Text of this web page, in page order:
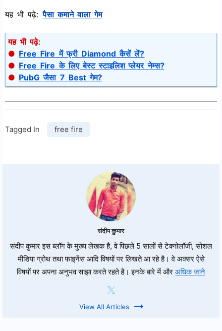
यह भी पढ़े:पैसा कमाने वाला गेम
यह भी पढ़े:
● Free Fire में फ्री Diamond कैसें लें?
● Free Fire के लिए बेस्ट स्टाइलिश प्लेयर नेम्स?
● PubG जैसा 7 Best गेम?
Tagged In free fire
संदीप कुमार
संदीप कुमार इस ब्लॉग के मुख्य लेखक है, वे पिछले 5 सालों से टेक्नोलॉजी, सोशल
मीडिया ग्रोथ तथा फाइनेंस आदि विषयों पर लिखते आ रहे है। वे अक्सर ऐसे
विषयों पर अपना अनुभव साझा करते रहते है। इनके बारे में और अधिक जाने
View All Articles